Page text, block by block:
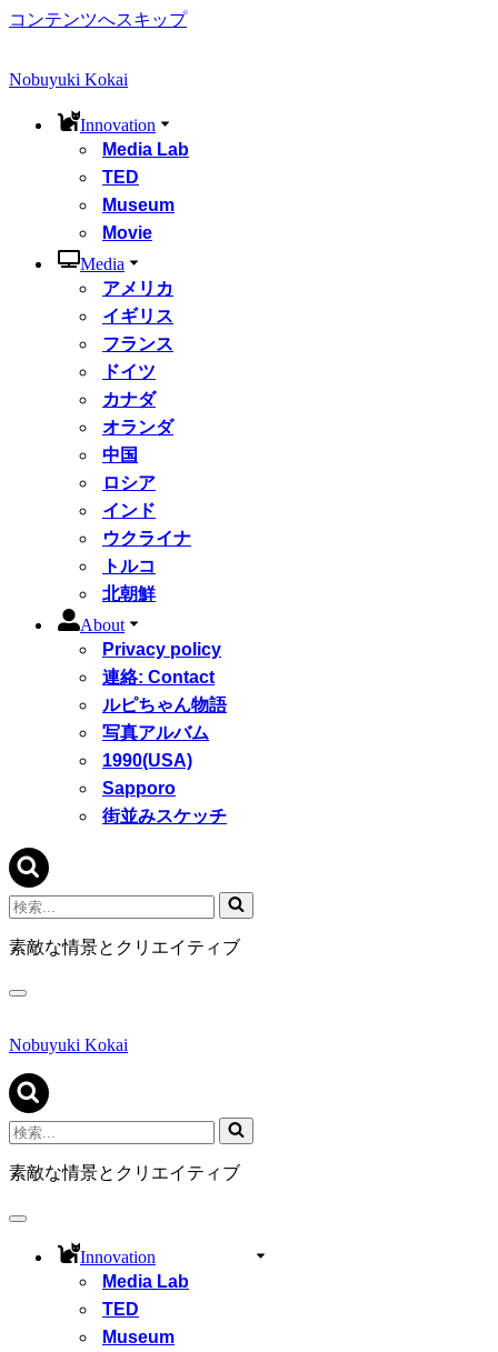
コンテンツへスキップ
Nobuyuki Kokai
Innovation
Media Lab
TED
Museum
Movie
Media
アメリカ
イギリス
フランス
ドイツ
カナダ
オランダ
中国
ロシア
インド
ウクライナ
トルコ
北朝鮮
About
Privacy policy
連絡: Contact
ルピちゃん物語
写真アルバム
1990(USA)
Sapporo
街並みスケッチ
検
索...
素敵な情景とクリエイティブ
ナ
ゲ
シ
ョ
ン
メ
ニ
ュ
Nobuyuki Kokai
検
索...
素敵な情景とクリエイティブ
ナ
Innovation
Media Lab
TED
Museum